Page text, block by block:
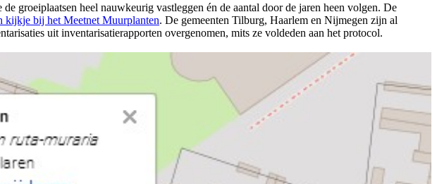
groeiplaatsen heel nauwkeurig vastleggen én de aantal door de jaren heen volgen. De
kijkje bij het Meetnet Muurplanten. De gemeenten Tilburg, Haarlem en Nijmegen zijn al
uit inventarisatierapporten overgenomen, mits ze voldeden aan het protocol.